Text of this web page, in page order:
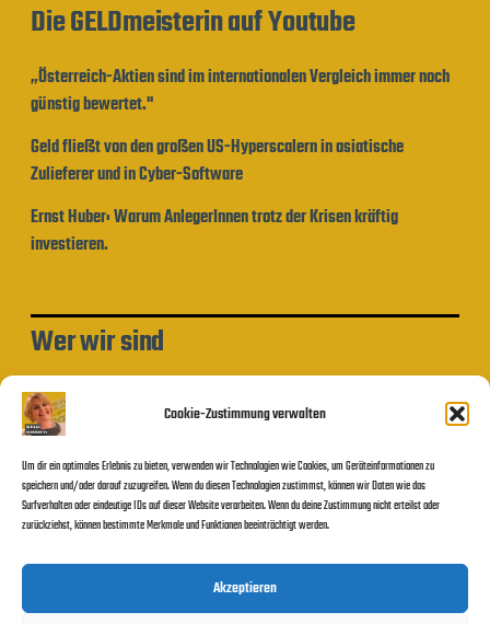
Cookie-Zustimmung verwalten
Um dir ein optimales Erlebnis zu bieten, verwenden wir Technologien wie Cookies, um Geräteinformationen zu
speichern und/oder darauf zuzugreifen. Wenn du diesen Technologien zustimmst, können wir Daten wie das
Surfverhalten oder eindeutige IDs auf dieser Website verarbeiten. Wenn du deine Zustimmung nicht erteilst oder
zurückziehst, können bestimmte Merkmale und Funktionen beeinträchtigt werden.
Akzeptieren
Die GELDmeisterin auf Youtube
„Österreich-Aktien sind im internationalen Vergleich immer noch
günstig bewertet."
Geld fließt von den großen US-Hyperscalern in asiatische
Zulieferer und in Cyber-Software
Ernst Huber: Warum AnlegerInnen trotz der Krisen kräftig
investieren.
Wer wir sind
Impressum und Datenschutzerklärung
Beitragssuche
Suchen